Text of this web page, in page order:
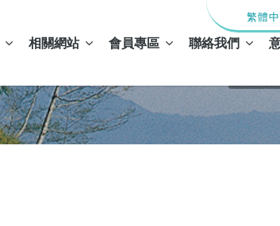
繁體
相關網站 會員專區 聯絡我們